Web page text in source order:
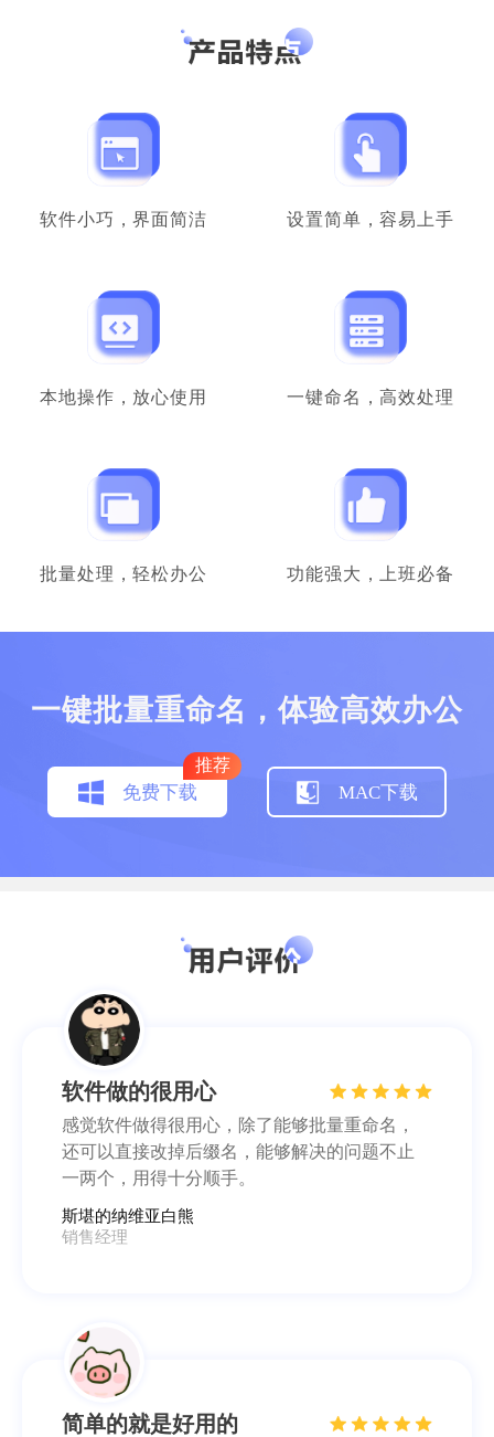
软件小巧，界面简洁 设置简单，容易上手
本地操作，放心使用 一键命名，高效处理
批量处理，轻松办公 功能强大，上班必备
一键批量重命名，体验高效办公
免费下载
推荐
MAC下载
文件多了，还真的得借助这类型的软件。比起
乱糟糟的文件名，有规律的文件看上去心情都
不一样，不错不错。
财务会计
Excel表格文件要整理，这款重命名工具真的帮
到我了，顶上去！
档案文员
学生党可以使用
我是个喜欢分类的强迫症，用过好几种批量重
命名的工具，还是这个最友好，十分满意了，
软件做的很用心
感觉软件做得很用心，除了能够批量重命名，
还可以直接改掉后缀名，能够解决的问题不止
一两个，用得十分顺手。
斯堪的纳维亚白熊
销售经理
简单的就是好用的